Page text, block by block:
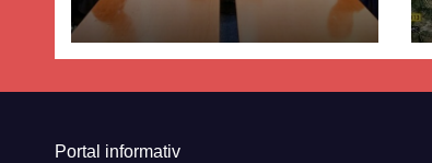
parim mes Kurtit
dhe Abdixhikut
Portal informativ